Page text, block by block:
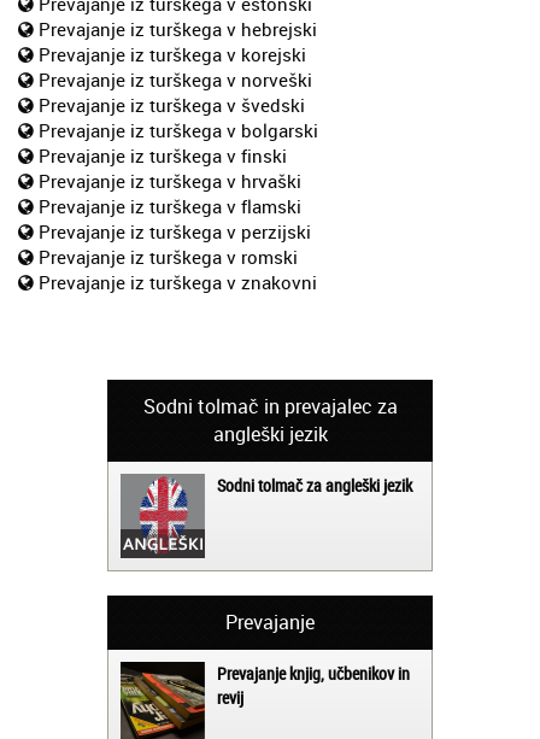
Prevajanje iz turškega v hebrejski
Prevajanje iz turškega v korejski
Prevajanje iz turškega v norveški
Prevajanje iz turškega v švedski
Prevajanje iz turškega v bolgarski
Prevajanje iz turškega v finski
Prevajanje iz turškega v hrvaški
Prevajanje iz turškega v flamski
Prevajanje iz turškega v perzijski
Prevajanje iz turškega v romski
Prevajanje iz turškega v znakovni
Sodni tolmač in prevajalec za
angleški jezik
Sodni tolmač za angleški jezik
Prevajanje
Prevajanje knjig, učbenikov in
revij